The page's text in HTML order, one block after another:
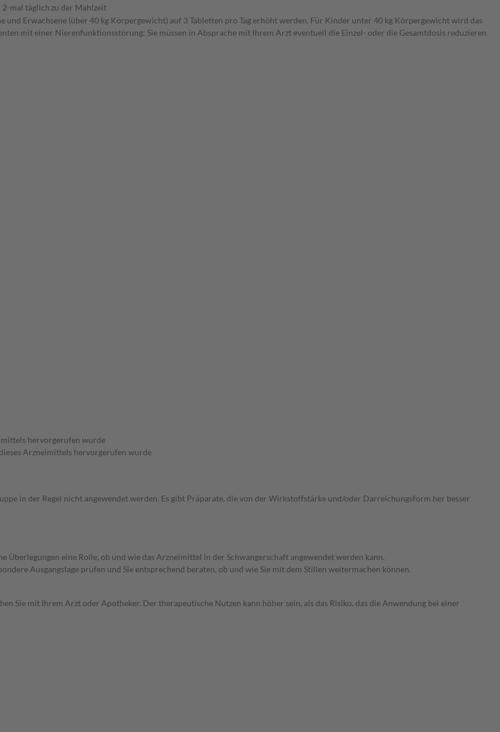
2-mal täglich zu der Mahlzeit
Erwachsene (über 40 kg Körpergewicht) auf 3 Tabletten pro Tag erhöht werden. Für Kinder unter 40 kg Körpergewicht wird das
mit einer Nierenfunktionsstörung: Sie müssen in Absprache mit Ihrem Arzt eventuell die Einzel- oder die Gesamtdosis reduzieren
hervorgerufen wurde
Arzneimittels hervorgerufen wurde
in der Regel nicht angewendet werden. Es gibt Präparate, die von der Wirkstoffstärke und/oder Darreichungsform her besser
Überlegungen eine Rolle, ob und wie das Arzneimittel in der Schwangerschaft angewendet werden kann.
Ausgangslage prüfen und Sie entsprechend beraten, ob und wie Sie mit dem Stillen weitermachen können.
Sie mit Ihrem Arzt oder Apotheker. Der therapeutische Nutzen kann höher sein, als das Risiko, das die Anwendung bei einer